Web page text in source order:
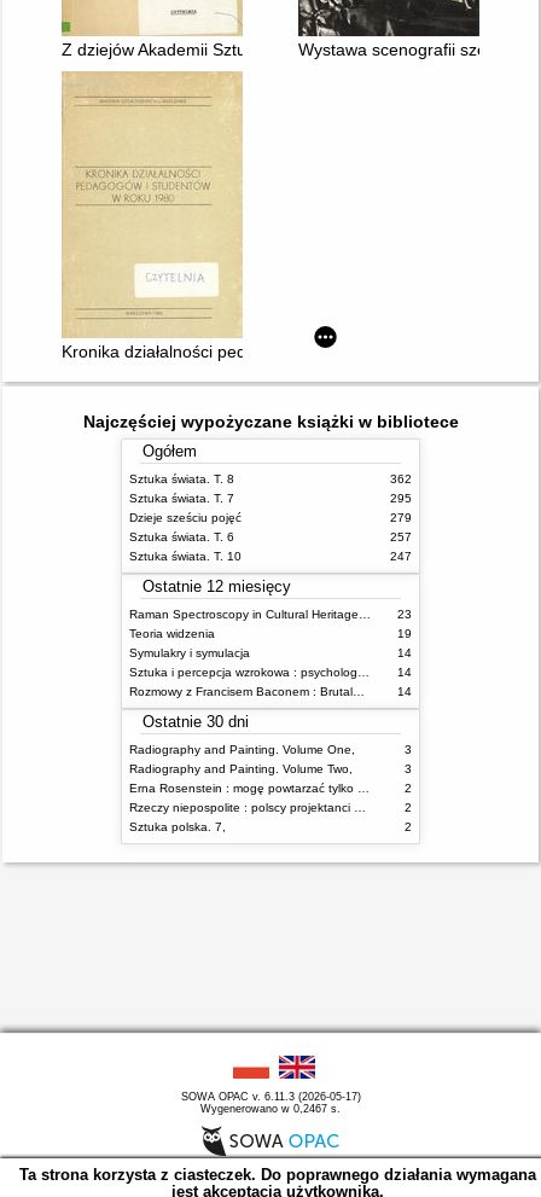
Z dziejów Akademii Sztuk Pięknych w Warszawie : 1945-1980
Wystawa scenografii
Kronika działalności pedagogów i studentów w roku 1980
Najczęściej wypożyczane książki w bibliotece
Ogółem
Sztuka świata. T. 8
362
Sztuka świata. T. 7
295
Dzieje sześciu pojęć
279
Sztuka świata. T. 6
257
Sztuka świata. T. 10
247
Ostatnie 12 miesięcy
23
Teoria widzenia
19
Symulakry i symulacja
14
14
14
Ostatnie 30 dni
Radiography and Painting. Volume One,
3
Radiography and Painting. Volume Two,
3
2
2
Sztuka polska. 7,
2
SOWA OPAC v. 6.11.3 (2026-05-17)
Wygenerowano w 0,2467 s.
Ta strona korzysta z ciasteczek. Do poprawnego działania wymagana
jest akceptacja użytkownika.